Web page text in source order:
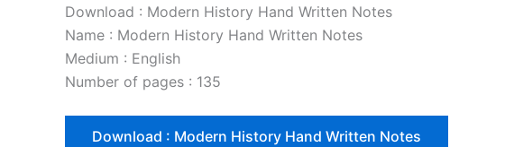
Download : Modern History Hand Written Notes
Name : Modern History Hand Written Notes
Medium : English
Number of pages : 135
Download : Modern History Hand Written Notes